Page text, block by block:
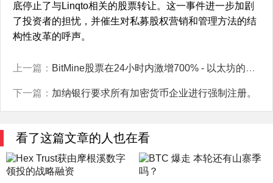
底停止了与Linqto相关的股票转让。这一事件进一步加剧
了投资者的担忧，并催生对私募股权营销和管理方法的结
构性改革的呼声。
上一篇： BitMine股票在24小时内激增700% - 以太坊的财务策略会形成下一个MicroStrategy吗？
下一篇： 加纳银行要求所有加密货币企业进行强制注册。
看了这篇文章的人也在看